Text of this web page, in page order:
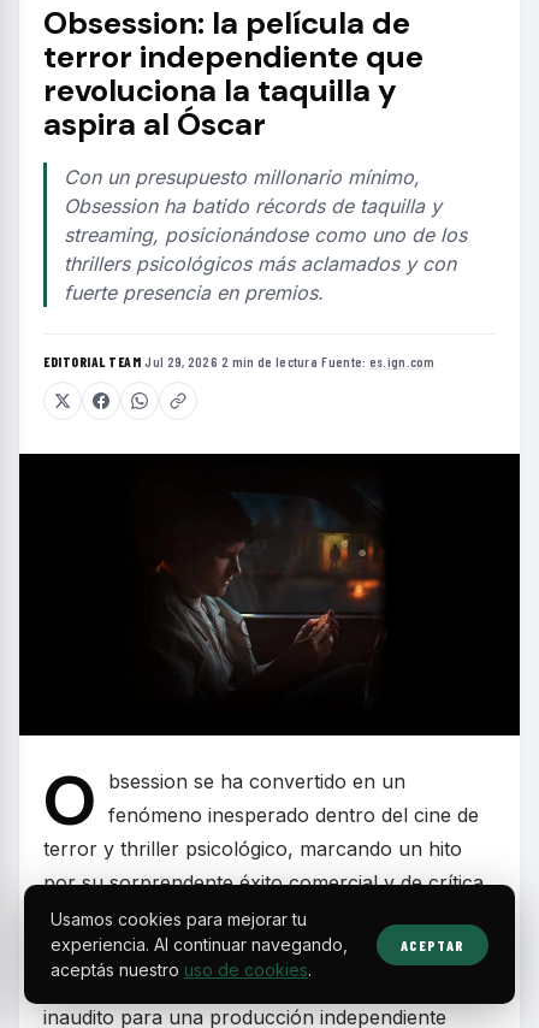
Obsession: la película de
terror independiente que
revoluciona la taquilla y
aspira al Óscar
Con un presupuesto millonario mínimo,
Obsession ha batido récords de taquilla y
streaming, posicionándose como uno de los
thrillers psicológicos más aclamados y con
fuerte presencia en premios.
EDITORIAL TEAM·Jul 29, 2026·2 min de lectura·Fuente: es.ign.com
O
bsession se ha convertido en un
fenómeno inesperado dentro del cine de
terror y thriller psicológico, marcando un hito
por su sorprendente éxito comercial y de crítica.
La película, realizada con un presupuesto
inferior al millón de dólares, ha logrado recaudar
casi 450 millones a nivel mundial, algo casi
inaudito para una producción independiente
Usamos cookies para mejorar tu
experiencia. Al continuar navegando,
aceptás nuestro uso de cookies.
ACEPTAR